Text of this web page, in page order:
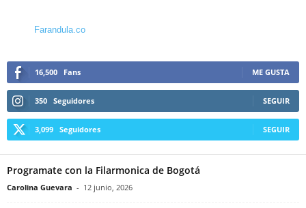
Farandula.co
16,500 Fans ME GUSTA
350 Seguidores SEGUIR
3,099 Seguidores SEGUIR
Programate con la Filarmonica de Bogotá
Carolina Guevara - 12 junio, 2026